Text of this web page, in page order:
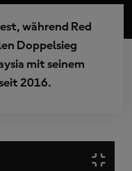
während Red
Doppelsieg
mit seinem
2016.